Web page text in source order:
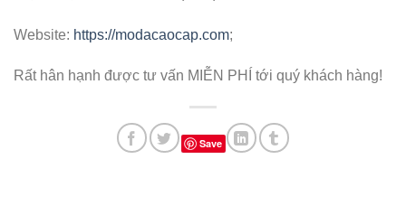
Website: https://modacaocap.com;
Rất hân hạnh được tư vấn MIỄN PHÍ tới quý khách hàng!
Save